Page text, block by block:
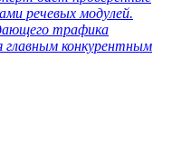
речевых модулей.
трафика
главным конкурентным